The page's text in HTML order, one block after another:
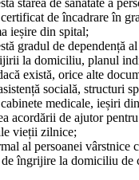
starea de sănătate a
de încadrare în
ieșire din spital;
gradul de dependență
la domiciliu, planul
există, orice alte
socială, structuri
medicale, ieșiri
acordării de ajutor
vieții zilnice;
al persoanei vârstnice
îngrijire la domiciliu de